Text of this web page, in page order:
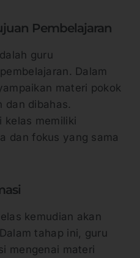
Pembelajaran
guru
Dalam
materi pokok
dan dibahas.
kelas memiliki
dan fokus yang sama
kemudian akan
tahap ini, guru
mengenai materi